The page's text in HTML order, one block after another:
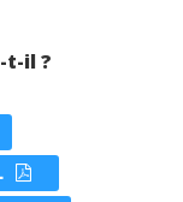
t-il ?